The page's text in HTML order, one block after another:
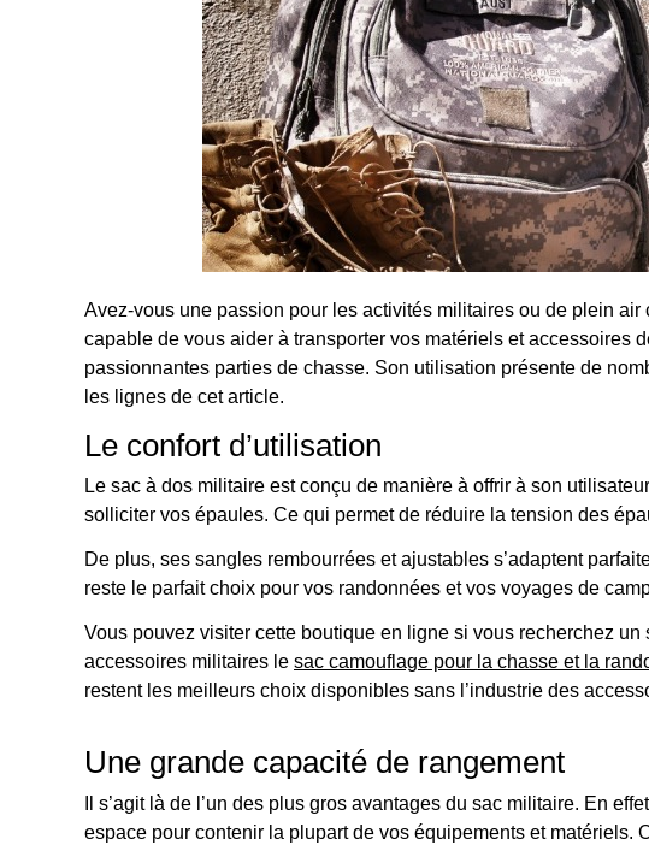
Avez-vous une passion pour les activités militaires ou de plein
capable de vous aider à transporter vos matériels et accessoires
passionnantes parties de chasse. Son utilisation présente de
les lignes de cet article.
Le confort d’utilisation
Le sac à dos militaire est conçu de manière à offrir à son
solliciter vos épaules. Ce qui permet de réduire la tension des
De plus, ses sangles rembourrées et ajustables s’adaptent
reste le parfait choix pour vos randonnées et vos voyages de
Vous pouvez visiter cette boutique en ligne si vous recherchez
accessoires militaires le sac camouflage pour la chasse et la
restent les meilleurs choix disponibles sans l’industrie des
Une grande capacité de rangement
Il s’agit là de l’un des plus gros avantages du sac militaire. En
espace pour contenir la plupart de vos équipements et